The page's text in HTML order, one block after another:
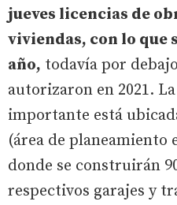
jueves licencias de
viviendas, con lo que
año, todavía por
autorizaron en 2021.
importante está
(área de planeamiento
donde se construirán
respectivos garajes y